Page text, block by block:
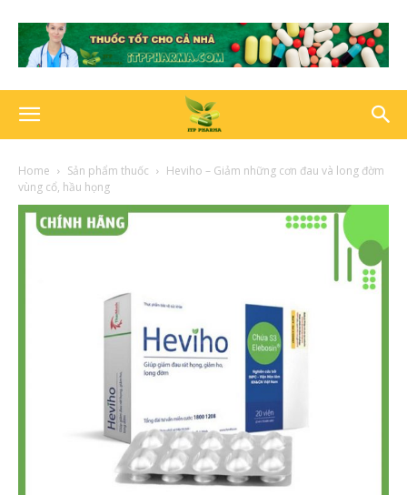
Home Sản phẩm thuốc
Heviho – Giảm những cơn đau và long đờm
vùng cổ, hầu họng